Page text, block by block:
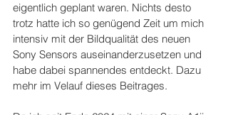
eigentlich geplant waren. Nichts desto
trotz hatte ich so genügend Zeit um mich
intensiv mit der Bildqualität des neuen
Sony Sensors auseinanderzusetzen und
habe dabei spannendes entdeckt. Dazu
mehr im Velauf dieses Beitrages.